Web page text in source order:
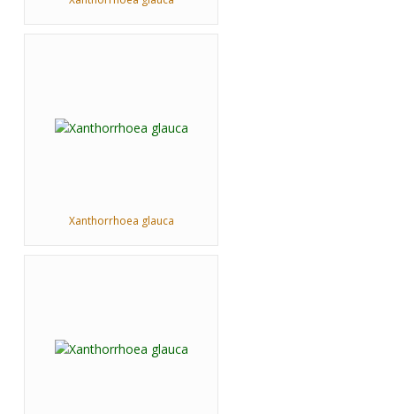
Xanthorrhoea glauca